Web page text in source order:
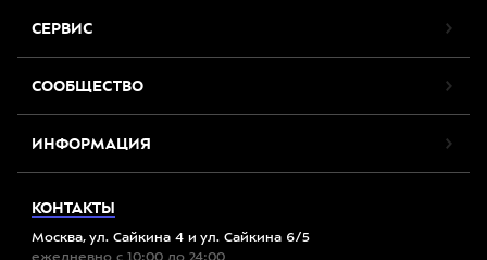
СЕРВИС
СООБЩЕСТВО
ИНФОРМАЦИЯ
КОНТАКТЫ
Москва, ул. Сайкина 4 и ул. Сайкина 6/5